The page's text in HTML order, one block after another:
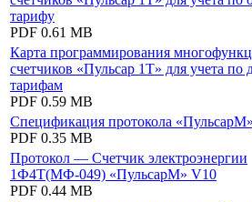
тарифу
PDF 0.61 MB
Карта программирования
счетчиков «Пульсар 1Т» для учета по
тарифам
PDF 0.59 MB
Спецификация протокола «ПульсарМ»
PDF 0.35 MB
Протокол — Счетчик электроэнергии
1Ф4Т(МФ-049) «ПульсарМ» V10
PDF 0.44 MB